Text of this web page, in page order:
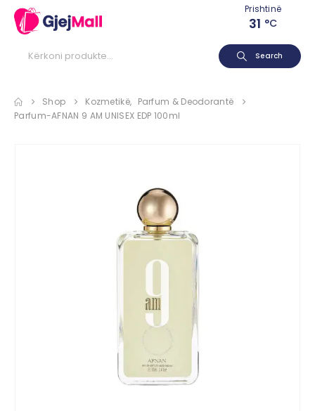
Prishtinë
31 °C
Search
Shop Kozmetikë, Parfum & Deodorantë
Parfum-AFNAN 9 AM UNISEX EDP 100ml